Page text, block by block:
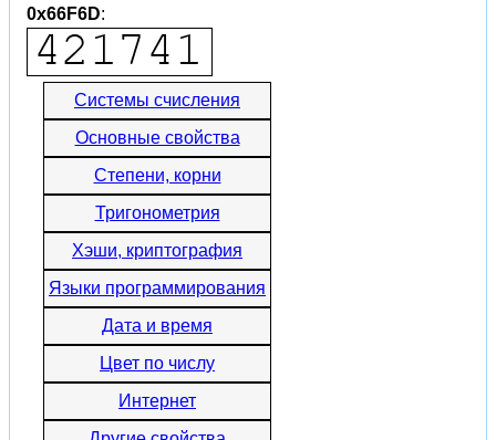
0x66F6D:
Системы счисления
Основные свойства
Степени, корни
Тригонометрия
Хэши, криптография
Языки программирования
Дата и время
Цвет по числу
Интернет